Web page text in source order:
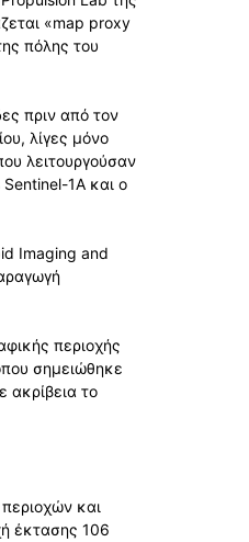
«map proxy
πόλης του
πριν από τον
λίγες μόνο
λειτουργούσαν
1A και ο
Imaging and
περιοχής
σημειώθηκε
ακρίβεια το
και
έκτασης 106